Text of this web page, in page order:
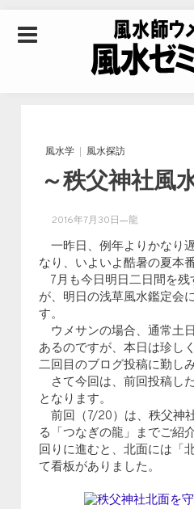
水ゼミナ
学・四柱
学を合わ
風水学 風水探訪
～秩父神社風
2016年7月30日 龍
一昨日、例年よりかなり
なり、いよいよ酷暑の夏本
7月も今日明日二日間を残
が、明日の浅草風水鑑定会
す。
ウメサンの場合、通常土
あるのですが、本日は珍し
二回目のブログ投稿に勤しみ
さて今回は、前回投稿し
となります。
前回（7/20）は、秩父神
る「つなぎの龍」までご紹
回りに進むと、北面には「
て看板がありました。